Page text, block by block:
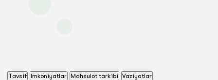
Tavsif Imkoniyatlar Mahsulot tarkibi Vaziyatlar